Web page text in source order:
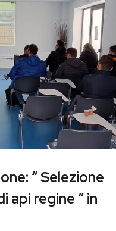
“ Selezione
api regine “ in